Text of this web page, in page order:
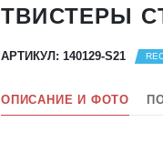
ТВИСТЕРЫ
АРТИКУЛ: 140129-S21
ОПИСАНИЕ И ФОТО